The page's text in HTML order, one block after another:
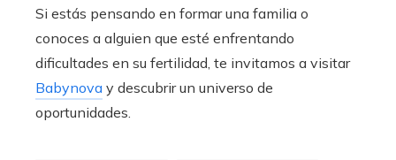
Si estás pensando en formar una familia o
conoces a alguien que esté enfrentando
dificultades en su fertilidad, te invitamos a visitar
Babynova y descubrir un universo de
oportunidades.